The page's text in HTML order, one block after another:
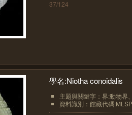
37/124
學名:Niotha conoidalis
主題與關鍵字：界:動物界
資料識別：館藏代碼